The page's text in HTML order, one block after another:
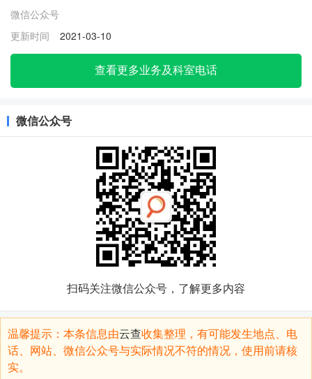
微信公众号
更新时间
2021-03-10
查看更多业务及科室电话
微信公众号
扫码关注微信公众号，了解更多内容
温馨提示：本条信息由云查收集整理，有可能发生地点、电
话、网站、微信公众号与实际情况不符的情况，使用前请核
实。